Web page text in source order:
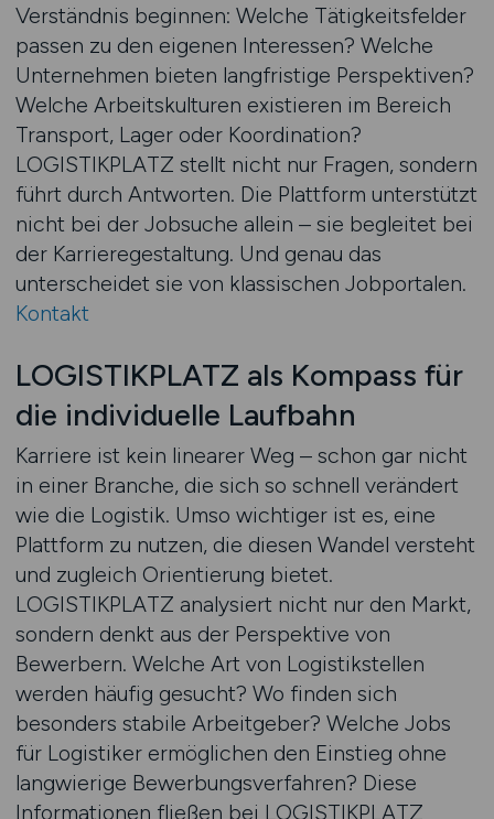
Verständnis beginnen: Welche Tätigkeitsfelder
passen zu den eigenen Interessen? Welche
Unternehmen bieten langfristige Perspektiven?
Welche Arbeitskulturen existieren im Bereich
Transport, Lager oder Koordination?
LOGISTIKPLATZ stellt nicht nur Fragen, sondern
führt durch Antworten. Die Plattform unterstützt
nicht bei der Jobsuche allein – sie begleitet bei
der Karrieregestaltung. Und genau das
unterscheidet sie von klassischen Jobportalen.
Kontakt
LOGISTIKPLATZ als Kompass für
die individuelle Laufbahn
Karriere ist kein linearer Weg – schon gar nicht
in einer Branche, die sich so schnell verändert
wie die Logistik. Umso wichtiger ist es, eine
Plattform zu nutzen, die diesen Wandel versteht
und zugleich Orientierung bietet.
LOGISTIKPLATZ analysiert nicht nur den Markt,
sondern denkt aus der Perspektive von
Bewerbern. Welche Art von Logistikstellen
werden häufig gesucht? Wo finden sich
besonders stabile Arbeitgeber? Welche Jobs
für Logistiker ermöglichen den Einstieg ohne
langwierige Bewerbungsverfahren? Diese
Informationen fließen bei LOGISTIKPLATZ